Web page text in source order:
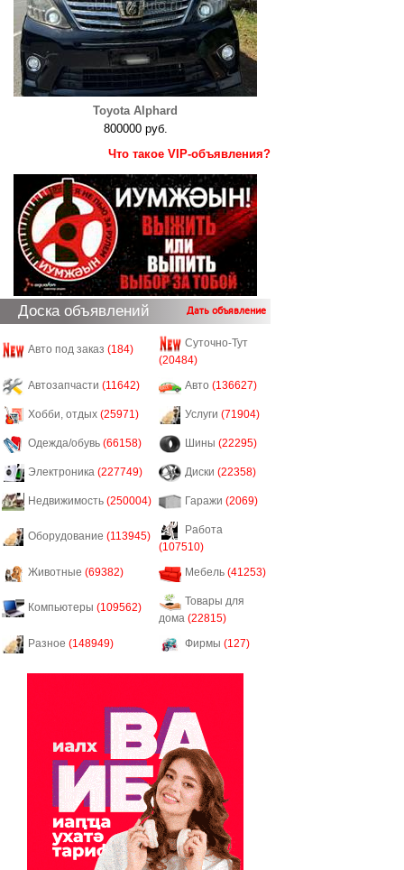
Toyota Alphard
800000 руб.
Что такое VIP-объявления?
Доска объявлений Дать объявление
Авто под заказ (184)
Суточно-Тут
(20484)
Автозапчасти (11642) Авто (136627)
Хобби, отдых (25971) Услуги (71904)
Одежда/обувь (66158) Шины (22295)
Электроника (227749) Диски (22358)
Недвижимость (250004) Гаражи (2069)
Оборудование (113945)
Работа
(107510)
Животные (69382) Мебель (41253)
Компьютеры (109562)
Товары для
дома (22815)
Разное (148949) Фирмы (127)